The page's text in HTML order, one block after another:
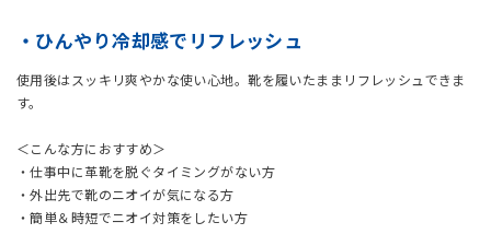
・ひんやり冷却感でリフレッシュ
使用後はスッキリ爽やかな使い心地。靴を履いたままリフレッシュできま
す。
＜こんな方におすすめ＞
・仕事中に革靴を脱ぐタイミングがない方
・外出先で靴のニオイが気になる方
・簡単＆時短でニオイ対策をしたい方